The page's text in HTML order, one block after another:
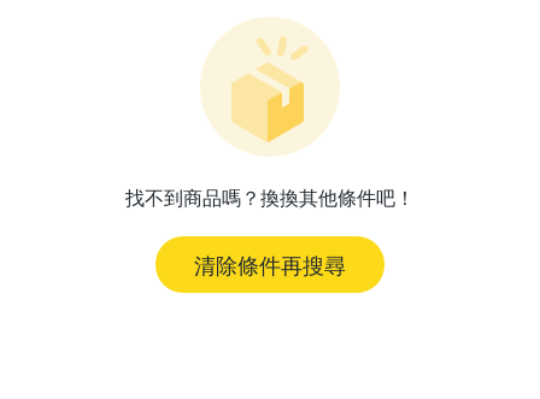
找不到商品嗎？換換其他條件吧！
清除條件再搜尋